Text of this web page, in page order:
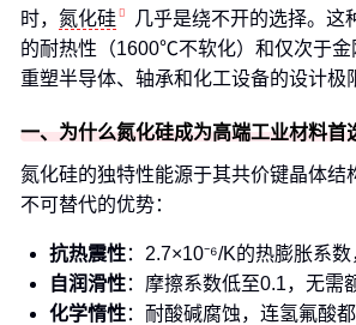
时， 氮化硅
几乎是绕不开的选择。这
的耐热性（1600℃不软化）和仅次于金
重塑半导体、轴承和化工设备的设计极
一、为什么氮化硅成为高端工业材料首
氮化硅的独特性能源于其共价键晶体结
不可替代的优势：
抗热震性：2.7×10⁻⁶/K的热膨胀系
自润滑性：摩擦系数低至0.1，无需
化学惰性：耐酸碱腐蚀，连氢氟酸